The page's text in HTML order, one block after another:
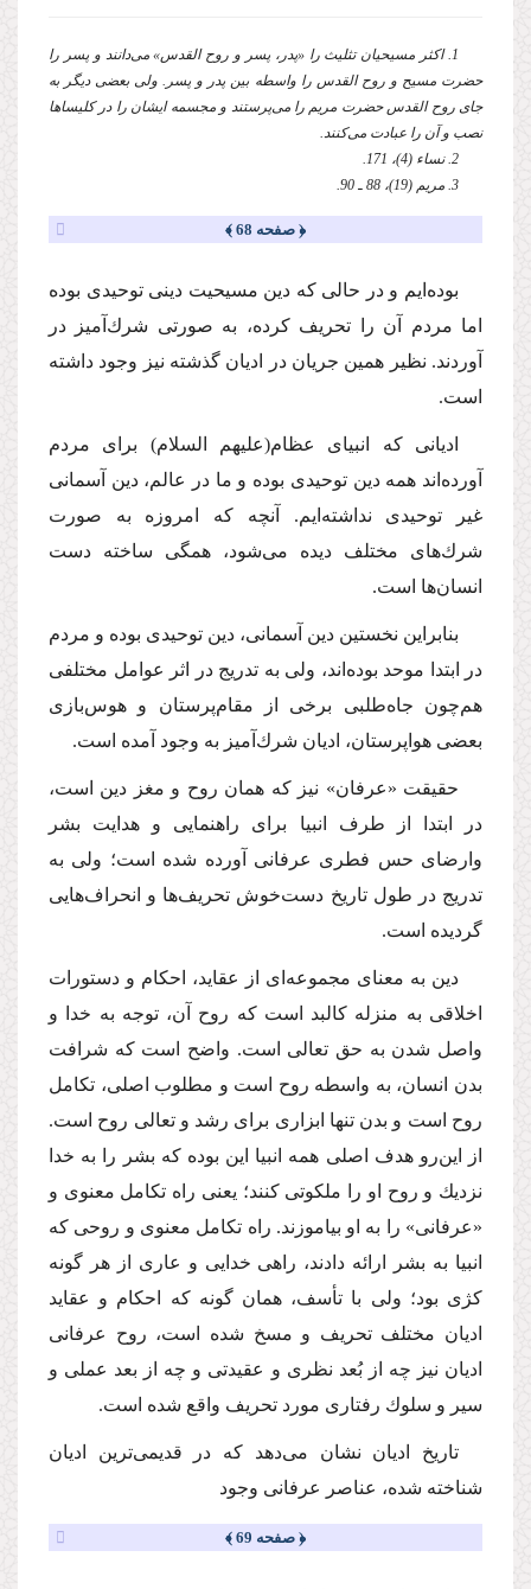
1. اكثر مسیحیان تثلیث را «پدر، پسر و روح القدس» مى‌دانند و پسر را
حضرت مسیح و روح القدس را واسطه بین پدر و پسر. ولى بعضى دیگر به
جاى روح القدس حضرت مریم را مى‌پرستند و مجسمه ایشان را در كلیساها
نصب و آن را عبادت مى‌كنند.
2. نساء (4)، 171.
3. مریم (19)، 88 ـ 90.
﴿ صفحه 68 ﴾
بوده‌ایم و در حالى كه دین مسیحیت دینى توحیدى بوده
اما مردم آن را تحریف كرده، به صورتى شرك‌آمیز در
آوردند. نظیر همین جریان در ادیان گذشته نیز وجود داشته
است.
ادیانى كه انبیاى عظام(علیهم السلام) براى مردم
آورده‌اند همه دین توحیدى بوده و ما در عالم، دین آسمانى
غیر توحیدى نداشته‌ایم. آنچه كه امروزه به صورت
شرك‌هاى مختلف دیده مى‌شود، همگى ساخته دست
انسان‌ها است.
بنابراین نخستین دین آسمانى، دین توحیدى بوده و مردم
در ابتدا موحد بوده‌اند، ولى به تدریج در اثر عوامل مختلفى
هم‌چون جاه‌طلبى برخى از مقام‌پرستان و هوس‌بازى
بعضى هواپرستان، ادیان شرك‌آمیز به وجود آمده است.
حقیقت «عرفان» نیز كه همان روح و مغز دین است،
در ابتدا از طرف انبیا براى راهنمایى و هدایت بشر
وارضاى حس فطرى عرفانى آورده شده است؛ ولى به
تدریج در طول تاریخ دست‌خوش تحریف‌ها و انحراف‌هایى
گردیده است.
دین به معناى مجموعه‌اى از عقاید، احكام و دستورات
اخلاقى به منزله كالبد است كه روح آن، توجه به خدا و
واصل شدن به حق تعالى است. واضح است كه شرافت
بدن انسان، به واسطه روح است و مطلوب اصلى، تكامل
روح است و بدن تنها ابزارى براى رشد و تعالى روح است.
از این‌رو هدف اصلى همه انبیا این بوده كه بشر را به خدا
نزدیك و روح او را ملكوتى كنند؛ یعنى راه تكامل معنوى و
«عرفانى» را به او بیاموزند. راه تكامل معنوى و روحى كه
انبیا به بشر ارائه دادند، راهى خدایى و عارى از هر گونه
كژى بود؛ ولى با تأسف، همان گونه كه احكام و عقاید
ادیان مختلف تحریف و مسخ شده است، روح عرفانى
ادیان نیز چه از بُعد نظرى و عقیدتى و چه از بعد عملى و
سیر و سلوك رفتارى مورد تحریف واقع شده است.
تاریخ ادیان نشان مى‌دهد كه در قدیمى‌ترین ادیان
شناخته شده، عناصر عرفانى وجود
﴿ صفحه 69 ﴾